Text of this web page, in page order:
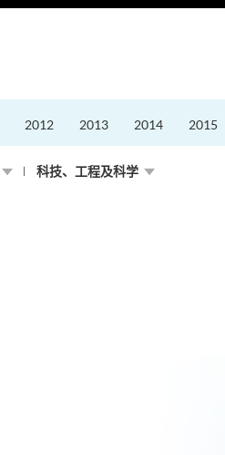
2012 2013 2014 2015
科技、工程及科学